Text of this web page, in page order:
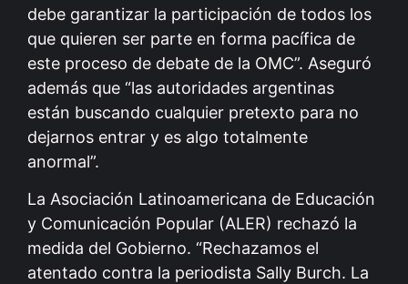
debe garantizar la participación de todos los
que quieren ser parte en forma pacífica de
este proceso de debate de la OMC”. Aseguró
además que “las autoridades argentinas
están buscando cualquier pretexto para no
dejarnos entrar y es algo totalmente
anormal”.
La Asociación Latinoamericana de Educación
y Comunicación Popular (ALER) rechazó la
medida del Gobierno. “Rechazamos el
atentado contra la periodista Sally Burch. La